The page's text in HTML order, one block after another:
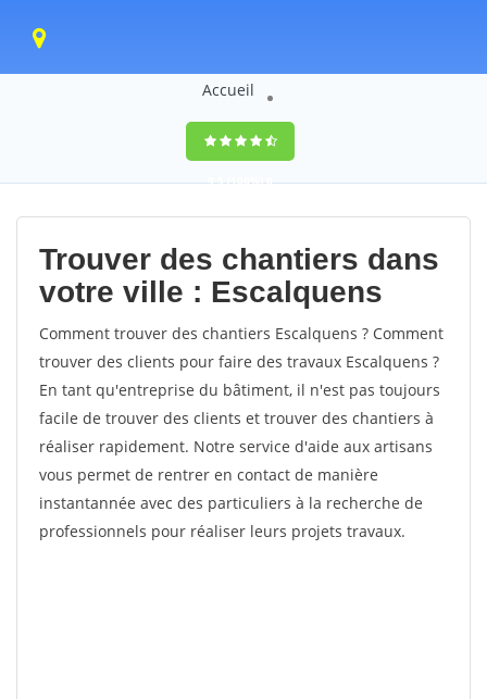
Accueil
9,5(100%)0
votes
Trouver des chantiers dans
votre ville : Escalquens
Comment trouver des chantiers Escalquens ? Comment
trouver des clients pour faire des travaux Escalquens ?
En tant qu'entreprise du bâtiment, il n'est pas toujours
facile de trouver des clients et trouver des chantiers à
réaliser rapidement. Notre service d'aide aux artisans
vous permet de rentrer en contact de manière
instantannée avec des particuliers à la recherche de
professionnels pour réaliser leurs projets travaux.